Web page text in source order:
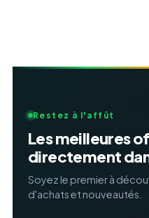
Restez à l'affût
Les meilleures
directement
Soyez le premier à
d'achats et nouveautés.